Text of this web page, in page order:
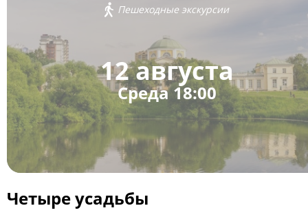
Пешеходные экскурсии
12 августа
Среда 18:00
Четыре усадьбы